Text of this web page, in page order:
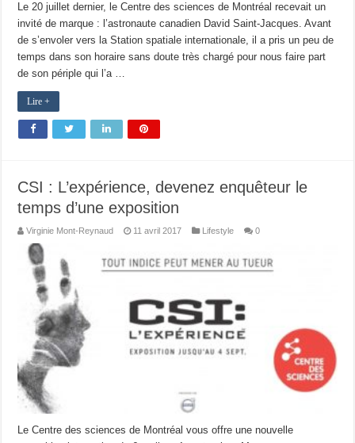
Le 20 juillet dernier, le Centre des sciences de Montréal recevait un
invité de marque : l’astronaute canadien David Saint-Jacques. Avant
de s’envoler vers la Station spatiale internationale, il a pris un peu de
temps dans son horaire sans doute très chargé pour nous faire part
de son périple qui l’a …
Lire +
CSI : L’expérience, devenez enquêteur le
temps d’une exposition
Virginie Mont-Reynaud 11 avril 2017 Lifestyle 0
Le Centre des sciences de Montréal vous offre une nouvelle